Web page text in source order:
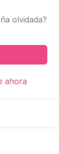
olvidada?
ahora